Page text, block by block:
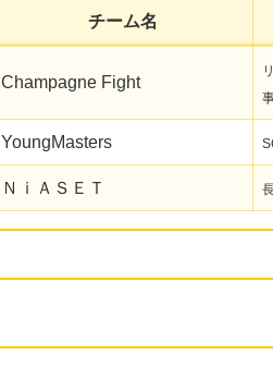
チーム名
Champagne Fight
YoungMasters
ＮｉＡＳＥＴ